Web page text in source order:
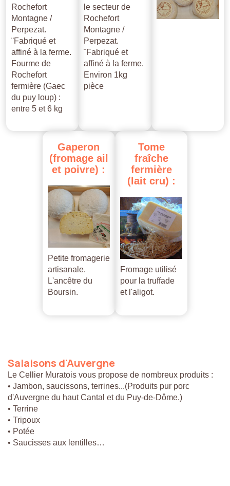
Rochefort
Montagne /
Perpezat.
¨Fabriqué et
affiné à la ferme.
Fourme de
Rochefort
fermière (Gaec
du puy loup) :
entre 5 et 6 kg
le secteur de
Rochefort
Montagne /
Perpezat.
¨Fabriqué et
affiné à la ferme.
Environ 1kg
pièce
Gaperon
(fromage ail
et poivre) :
Petite fromagerie
artisanale.
L'ancêtre du
Boursin.
Tome
fraîche
fermière
(lait cru) :
Fromage utilisé
pour la truffade
et l'aligot.
Salaisons d'Auvergne
Le Cellier Muratois vous propose de nombreux produits :
• Jambon, saucissons, terrines...(Produits pur porc
d'Auvergne du haut Cantal et du Puy-de-Dôme.)
• Terrine
• Tripoux
• Potée
• Saucisses aux lentilles…